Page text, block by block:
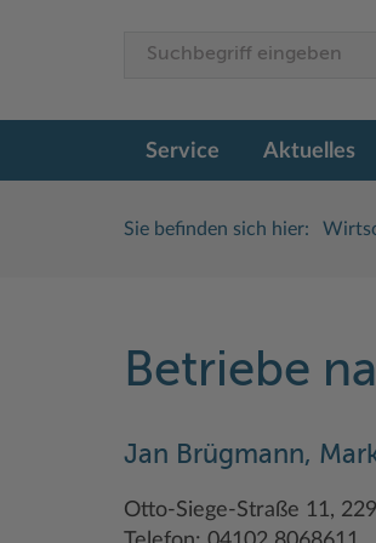
Service Aktuelles
Sie befinden sich hier:
Betriebe
Jan Brügmann,
Otto-Siege-Straße 11,